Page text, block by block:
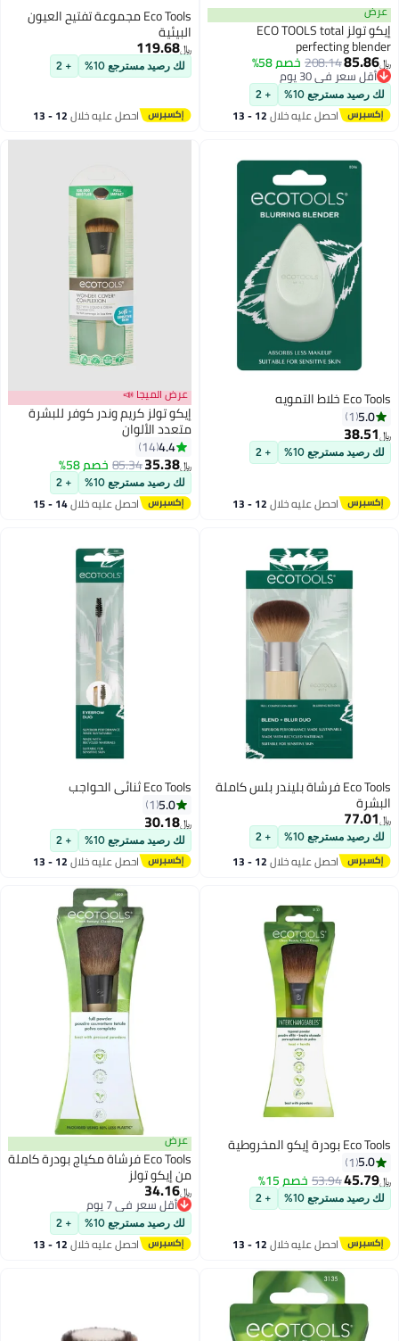
عرض
إيكو تولز ECO TOOLS total
perfecting blender
﷼‏85.86
208.14 خصم 58%
أقل سعر في 30 يوم
أقل سعر في 30 يوم
لك رصيد مسترجع 10% + 2
احصل عليه خلال 12 - 13
Eco Tools مجموعة تفتيح العيون
البيئية
﷼‏119.68
لك رصيد مسترجع 10% + 2
احصل عليه خلال 12 - 13
Eco Tools خلاط التمويه
5.0
1
﷼‏38.51
لك رصيد مسترجع 10% + 2
احصل عليه خلال 12 - 13
عرض الميجا 📣
إيكو تولز كريم وندر كوفر للبشرة
متعدد الألوان
4.4
14
﷼‏35.38
85.34 خصم 58%
لك رصيد مسترجع 10% + 2
احصل عليه خلال 14 - 15
Eco Tools فرشاة بليندر بلس كاملة
البشرة
﷼‏77.01
لك رصيد مسترجع 10% + 2
احصل عليه خلال 12 - 13
Eco Tools ثنائي الحواجب
5.0
1
﷼‏30.18
لك رصيد مسترجع 10% + 2
احصل عليه خلال 12 - 13
Eco Tools بودرة إيكو المخروطية
5.0
1
﷼‏45.79
53.94 خصم 15%
لك رصيد مسترجع 10% + 2
احصل عليه خلال 12 - 13
عرض
Eco Tools فرشاة مكياج بودرة كاملة
من إيكو تولز
﷼‏34.16
أقل سعر في 7 يوم
أقل سعر في 7 يوم
لك رصيد مسترجع 10% + 2
احصل عليه خلال 12 - 13